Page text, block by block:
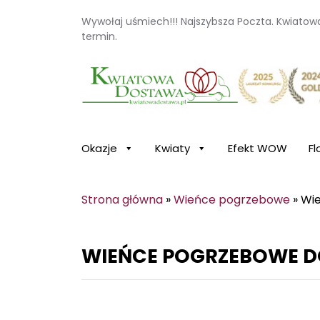
Wywołaj uśmiech!!! Najszybsza Poczta.
termin.
Kwiaciarnia internetowa Kwiatowa
Okazje Kwiaty Efekt WOW
Strona główna »Wieńce pogrzebowe »
WIEŃCE POGRZEBOWE